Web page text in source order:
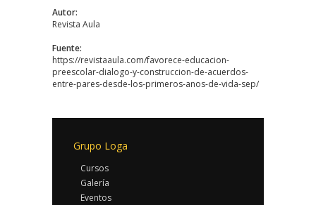
Autor:
Revista Aula
Fuente:
https://revistaaula.com/favorece-educacion-
preescolar-dialogo-y-construccion-de-acuerdos-
entre-pares-desde-los-primeros-anos-de-vida-sep/
Grupo Loga
Cursos
Galería
Eventos